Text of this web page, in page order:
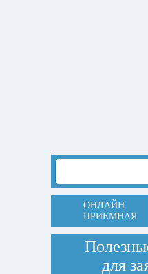
ОНЛАЙН
ПРИЕМНАЯ
для